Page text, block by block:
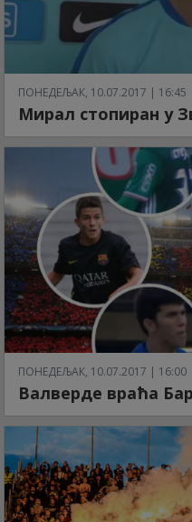
ПОНЕДЕЉАК, 10.07.2017 | 16:45
Мирал стопиран у
ПОНЕДЕЉАК, 10.07.2017 | 16:00
Валверде враћа